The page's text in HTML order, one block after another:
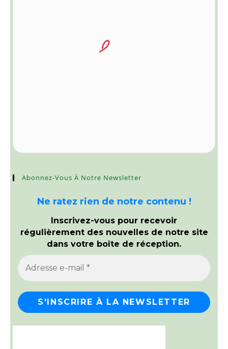
Abonnez-Vous À Notre Newsletter
Ne ratez rien de notre contenu !
Inscrivez-vous pour recevoir
régulièrement des nouvelles de notre site
dans votre boîte de réception.